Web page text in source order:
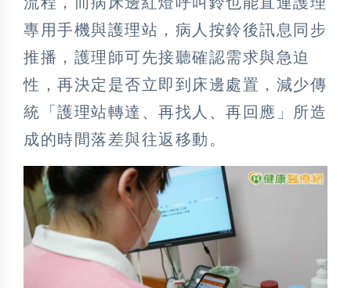
專用手機與護理站，病人按鈴後訊息同步
推播，護理師可先接聽確認需求與急迫
性，再決定是否立即到床邊處置，減少傳
統「護理站轉達、再找人、再回應」所造
成的時間落差與往返移動。